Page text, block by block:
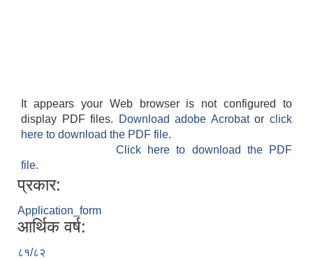
It appears your Web browser is not configured to
display PDF files.
Download adobe Acrobatorclick
here to download the PDF file.
Click here to download the PDF
file.
प्रकार:
Application_form
आर्थिक वर्ष:
८१/८२